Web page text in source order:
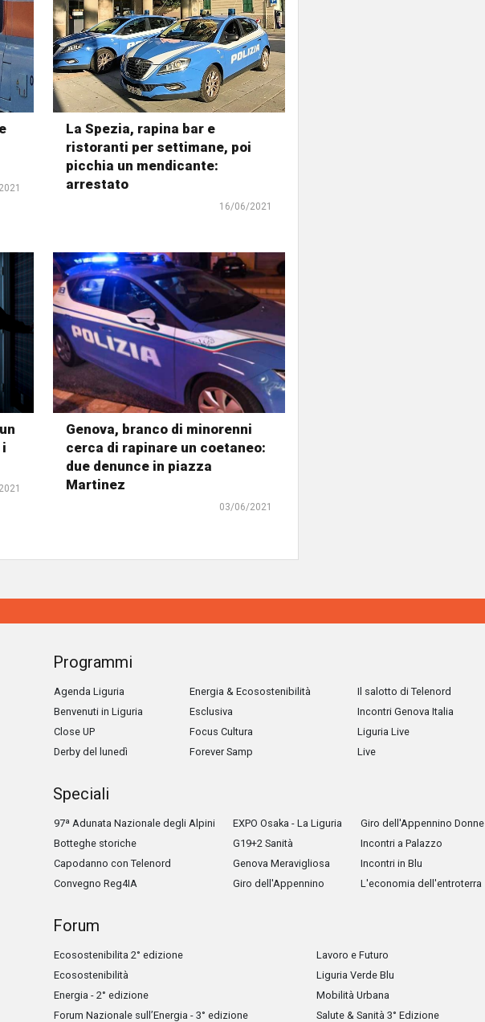
La Spezia, rapina bar e
ristoranti per settimane, poi
picchia un mendicante:
arrestato
16/06/2021
Genova, branco di minorenni
cerca di rapinare un coetaneo:
due denunce in piazza
Martinez
03/06/2021
Programmi
Agenda Liguria
Benvenuti in Liguria
Close UP
Derby del lunedì
Energia & Ecosostenibilità
Esclusiva
Focus Cultura
Forever Samp
Il salotto di Telenord
Incontri Genova Italia
Liguria Live
Live
Speciali
97ª Adunata Nazionale degli Alpini
Botteghe storiche
Capodanno con Telenord
Convegno Reg4IA
EXPO Osaka - La Liguria
G19+2 Sanità
Genova Meravigliosa
Giro dell'Appennino
Giro dell'Appennino Donne
Incontri a Palazzo
Incontri in Blu
L'economia dell'entroterra
Forum
Ecosostenibilita 2° edizione
Ecosostenibilità
Energia - 2° edizione
Forum Nazionale sull’Energia - 3° edizione
Lavoro e Futuro
Liguria Verde Blu
Mobilità Urbana
Salute & Sanità 3° Edizione